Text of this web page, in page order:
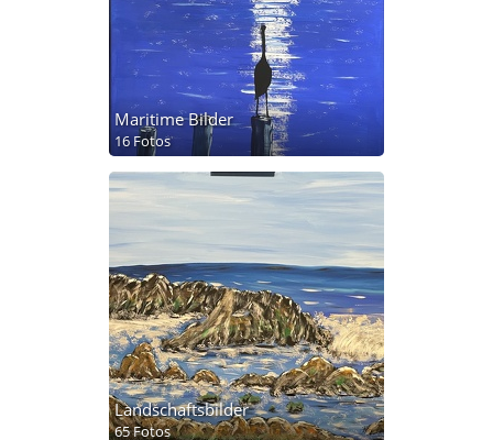
Maritime Bilder
16 Fotos
Landschaftsbilder
65 Fotos